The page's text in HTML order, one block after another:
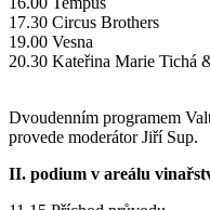
17.30 Circus Brothers
19.00 Vesna
20.30 Kateřina Marie Tichá
Dvoudenním programem
provede moderátor Jiří Sup.
II. podium v areálu